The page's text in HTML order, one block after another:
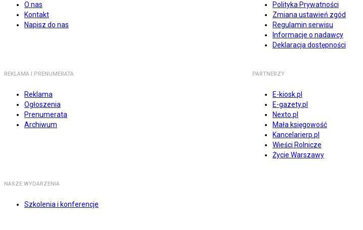
O nas
Kontakt
Napisz do nas
Polityka Prywatności
Zmiana ustawień zgód
Regulamin serwisu
Informacje o nadawcy
Deklaracja dostępności
REKLAMA I PRENUMERATA
Reklama
Ogłoszenia
Prenumerata
Archiwum
PARTNERZY
E-kiosk.pl
E-gazety.pl
Nexto.pl
Mała księgowość
Kancelarierp.pl
Wieści Rolnicze
Życie Warszawy
NASZE WYDARZENIA
Szkolenia i konferencje